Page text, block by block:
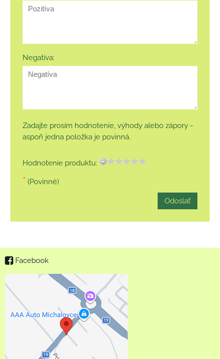
Negatíva:
Zadajte prosím hodnotenie, výhody alebo zápory -
aspoň jedna položka je povinná.
Hodnotenie produktu:
* (Povinné)
Odoslať
Facebook
Externý obsah je
blokovaný Voľbami
súkromia
Prajete si načítať externý
obsah?